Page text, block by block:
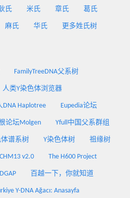
氏 米氏 章氏 葛氏
麻氏 华氏 更多姓氏树
FamilyTreeDNA父系树
人类Y染色体浏览器
DNA Haplotree Eupedia论坛
论坛Molgen Yfull中国父系群组
体谱系树 Y染色体树 祖缘树
v2.0 The H600 Project
百越一下，你就知道
Y-DNA Ağacı: Anasayfa